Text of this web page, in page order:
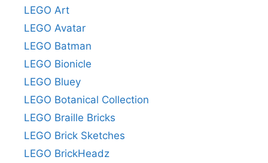
LEGO Art
LEGO Avatar
LEGO Batman
LEGO Bionicle
LEGO Bluey
LEGO Botanical Collection
LEGO Braille Bricks
LEGO Brick Sketches
LEGO BrickHeadz